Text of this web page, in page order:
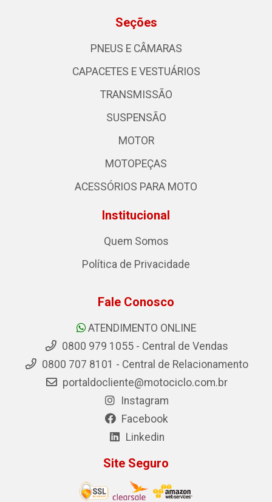
Seções
PNEUS E CÂMARAS
CAPACETES E VESTUÁRIOS
TRANSMISSÃO
SUSPENSÃO
MOTOR
MOTOPEÇAS
ACESSÓRIOS PARA MOTO
Institucional
Quem Somos
Política de Privacidade
Fale Conosco
ATENDIMENTO ONLINE
0800 979 1055 - Central de Vendas
0800 707 8101 - Central de Relacionamento
portaldocliente@motociclo.com.br
Instagram
Facebook
Linkedin
Site Seguro